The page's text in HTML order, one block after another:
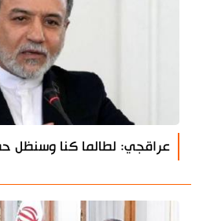
عراقجي: لطالما كنا وسنظل